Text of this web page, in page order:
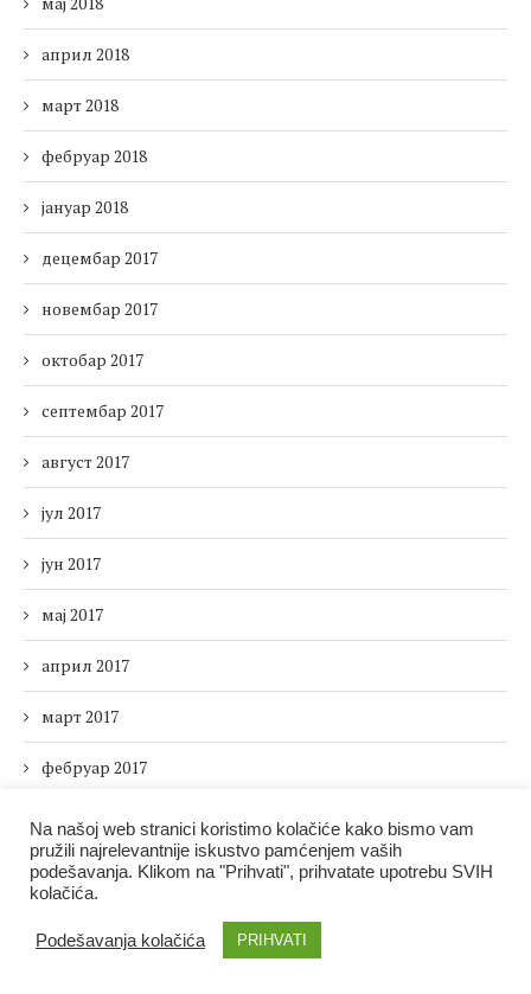
април 2018
март 2018
фебруар 2018
јануар 2018
децембар 2017
новембар 2017
октобар 2017
септембар 2017
август 2017
јул 2017
јун 2017
мај 2017
април 2017
март 2017
фебруар 2017
јануар 2017
децембар 2016
Na našoj web stranici koristimo kolačiće kako bismo vam
pružili najrelevantnije iskustvo pamćenjem vaših
podešavanja. Klikom na "Prihvati", prihvatate upotrebu SVIH
kolačića.
Podešavanja kolačića PRIHVATI